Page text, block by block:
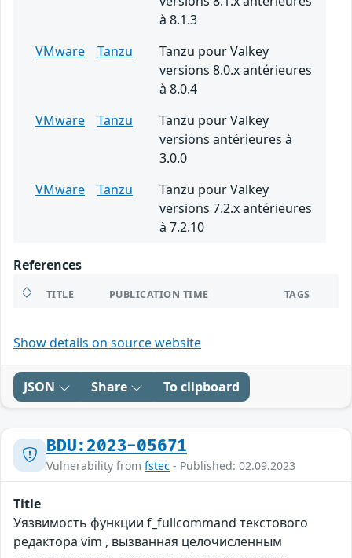
à 8.1.3
VMware
Tanzu
Tanzu pour Valkey
versions 8.0.x antérieures
à 8.0.4
VMware
Tanzu
Tanzu pour Valkey
versions antérieures à
3.0.0
VMware
Tanzu
Tanzu pour Valkey
versions 7.2.x antérieures
à 7.2.10
References
TITLE PUBLICATION TIME TAGS
Show details on source website
JSON Share To clipboard
BDU:2023-05671
Vulnerability from fstec - Published: 02.09.2023
Title
Уязвимость функции f_fullcommand текстового
редактора vim , вызванная целочисленным